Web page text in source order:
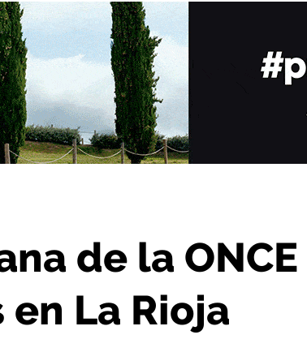
euros en La Rioja
de la ONCE
La Rioja